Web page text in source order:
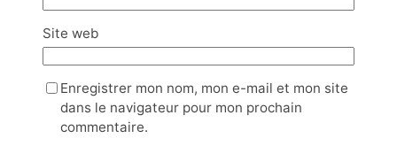
Site web
Enregistrer mon nom, mon e-mail et mon site
dans le navigateur pour mon prochain
commentaire.